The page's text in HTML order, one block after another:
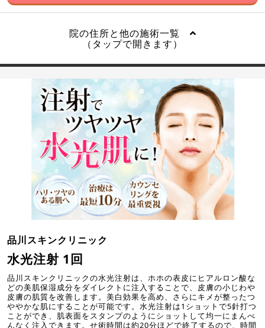
院の住所と他の施術一覧
（タップで開きます）
品川スキンクリニック
水光注射 1回
品川スキンクリニックの水光注射は、ホホの表皮にヒアルロン酸な
どの美肌保湿成分をダイレクトに注入することで、皮膚の小じわや
皮膚の肌質を改善します。美白効果を高め、さらにキメが整ったつ
ややかな肌にすることが可能です。水光注射は1ショットで5針打つ
ことができ、肌表面をスタンプのようにショットして均一にまんべ
んなく注入できます。せ術時間は約20分ほどで終了するので、時間